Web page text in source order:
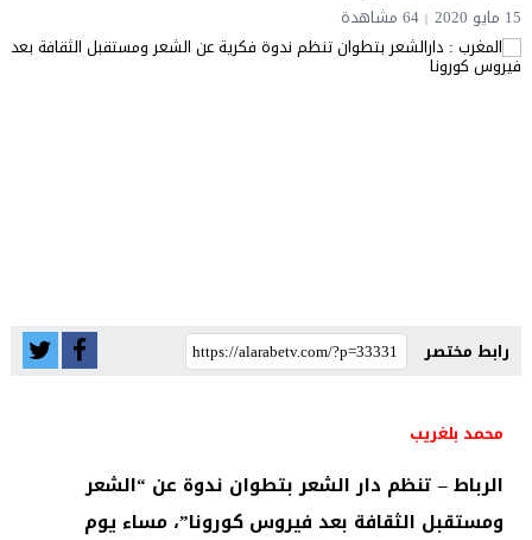
15 مايو 2020 64 مشاهدة
رابط مختصر
محمد بلغريب
الرباط – تنظم دار الشعر بتطوان ندوة عن “الشعر
ومستقبل الثقافة بعد فيروس كورونا”، مساء يوم